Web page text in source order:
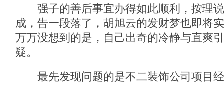
强子的善后事宜办得如此顺利，按理说
成，告一段落了，胡旭云的发财梦也即将
万万没想到的是，自己出奇的冷静与直爽
疑。
最先发现问题的是不二装饰公司项目经